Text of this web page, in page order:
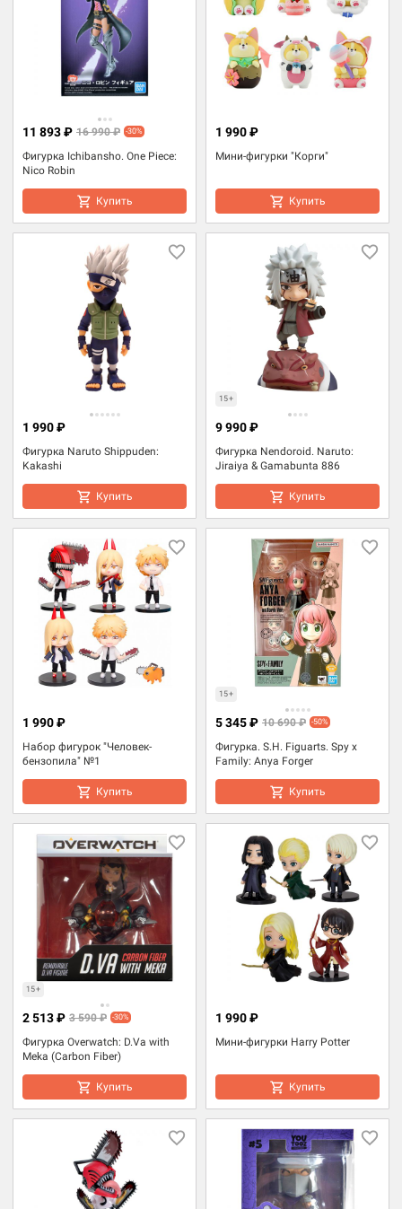
Фигурка Ichibansho. One Piece:
Nico Robin
11 893 ₽ 16 990 ₽ -30%
Купить
Мини-фигурки "Корги"
1 990 ₽
Купить
Фигурка Naruto Shippuden:
Kakashi
1 990 ₽
Купить
15+
Фигурка Nendoroid. Naruto:
Jiraiya & Gamabunta 886
9 990 ₽
Купить
Набор фигурок "Человек-
бензопила" №1
1 990 ₽
Купить
15+
Фигурка. S.H. Figuarts. Spy x
Family: Anya Forger
5 345 ₽ 10 690 ₽ -50%
Купить
15+
Фигурка Overwatch: D.Va with
Meka (Carbon Fiber)
2 513 ₽ 3 590 ₽ -30%
Купить
Мини-фигурки Harry Potter
1 990 ₽
Купить